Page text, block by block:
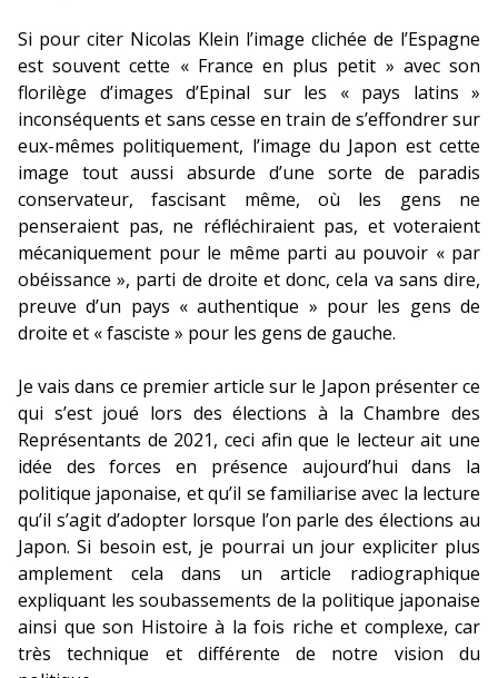
Si pour citer Nicolas Klein l’image clichée de l’Espagne
est souvent cette « France en plus petit » avec son
florilège d’images d’Epinal sur les « pays latins »
inconséquents et sans cesse en train de s’effondrer sur
eux-mêmes politiquement, l’image du Japon est cette
image tout aussi absurde d’une sorte de paradis
conservateur, fascisant même, où les gens ne
penseraient pas, ne réfléchiraient pas, et voteraient
mécaniquement pour le même parti au pouvoir « par
obéissance », parti de droite et donc, cela va sans dire,
preuve d’un pays « authentique » pour les gens de
droite et « fasciste » pour les gens de gauche.
Je vais dans ce premier article sur le Japon présenter ce
qui s’est joué lors des élections à la Chambre des
Représentants de 2021, ceci afin que le lecteur ait une
idée des forces en présence aujourd’hui dans la
politique japonaise, et qu’il se familiarise avec la lecture
qu’il s’agit d’adopter lorsque l’on parle des élections au
Japon. Si besoin est, je pourrai un jour expliciter plus
amplement cela dans un article radiographique
expliquant les soubassements de la politique japonaise
ainsi que son Histoire à la fois riche et complexe, car
très technique et différente de notre vision du